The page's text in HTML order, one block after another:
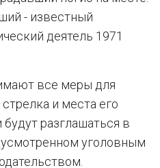
- известный
деятель 1971
все меры для
и места его
разглашаться в
уголовным